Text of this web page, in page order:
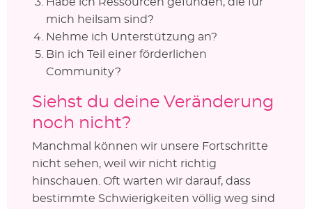
mich heilsam sind?
Nehme ich Unterstützung an?
Bin ich Teil einer förderlichen
Community?
Siehst du deine Veränderung
noch nicht?
Manchmal können wir unsere Fortschritte
nicht sehen, weil wir nicht richtig
hinschauen. Oft warten wir darauf, dass
bestimmte Schwierigkeiten völlig weg sind